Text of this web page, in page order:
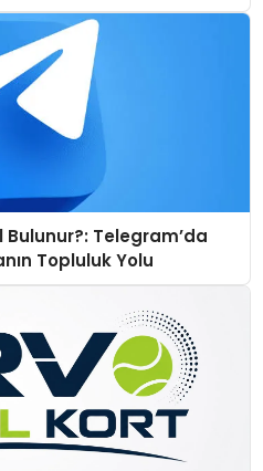
Bulunur?: Telegram’da
Topluluk Yolu